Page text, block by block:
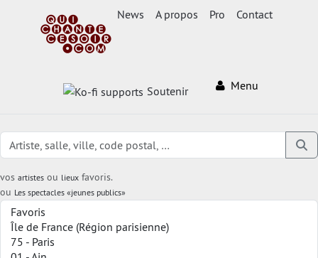
News A propos Pro Contact
Soutenir Menu
vos artistes ou lieux favoris.
ou Les spectacles «jeunes publics»